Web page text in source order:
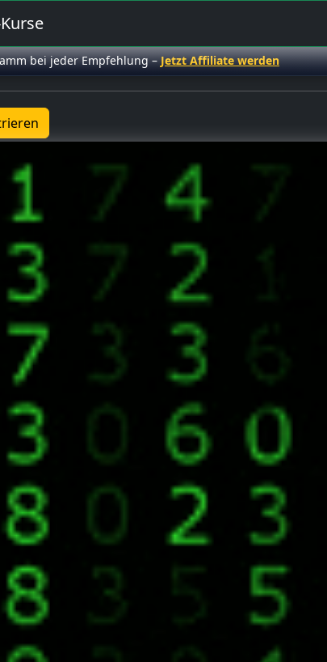
bei jeder Empfehlung –Jetzt Affiliate werden